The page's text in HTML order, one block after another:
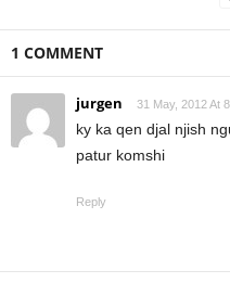
1 COMMENT
jurgen 31 May, 2012 At
ky ka qen djal njish
patur komshi
Reply